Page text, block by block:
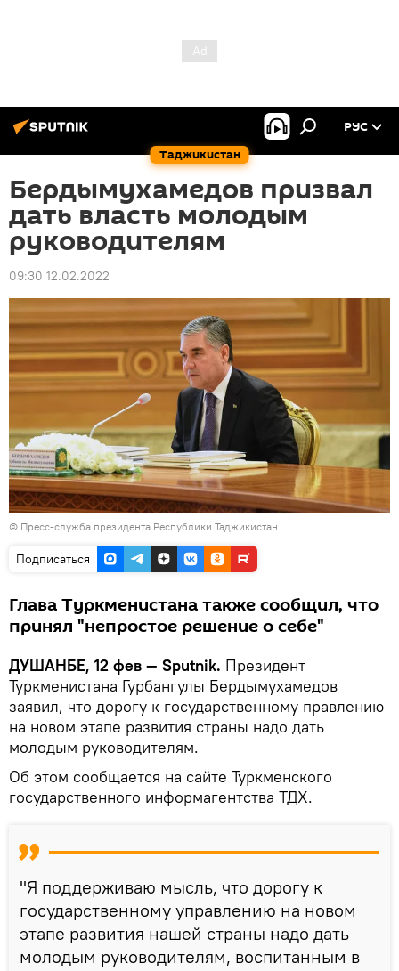
Таджикистан
РУС
Бердымухамедов призвал
дать власть молодым
руководителям
09:30 12.02.2022
© Пресс-служба президента Республики Таджикистан
Подписаться
Глава Туркменистана также сообщил, что
принял "непростое решение о себе"
ДУШАНБЕ, 12 фев — Sputnik. Президент
Туркменистана Гурбангулы Бердымухамедов
заявил, что дорогу к государственному правлению
на новом этапе развития страны надо дать
молодым руководителям.
Об этом сообщается на сайте Туркменского
государственного информагентства ТДХ.
"Я поддерживаю мысль, что дорогу к
государственному управлению на новом
этапе развития нашей страны надо дать
молодым руководителям, воспитанным в